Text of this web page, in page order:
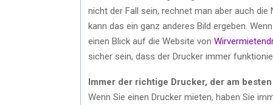
nicht der Fall sein, rechnet man aber auch die
kann das ein ganz anderes Bild ergeben.
einen Blick auf die Website von
sicher sein, dass der Drucker immer
Immer der richtige Drucker, der am
Wenn Sie einen Drucker mieten, haben Sie